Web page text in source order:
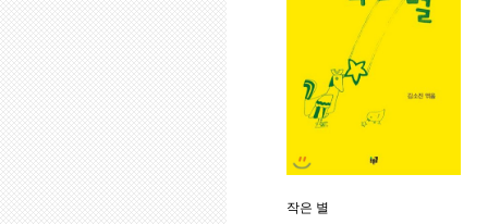
작은 별